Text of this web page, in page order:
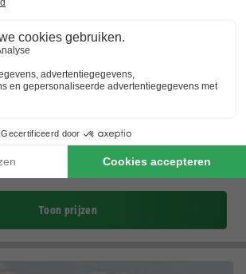
Spar
(8,4 km van Katwijk aan Zee) Kaart
Toon prijzen